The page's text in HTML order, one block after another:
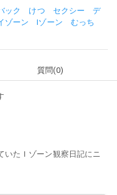
ック けつ セクシー
デ
ゾーン Iゾーン
むっち
質問(0)
いたＩゾーン観察日記にニ